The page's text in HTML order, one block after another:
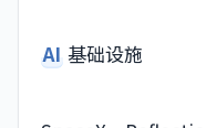
AI 基础设施